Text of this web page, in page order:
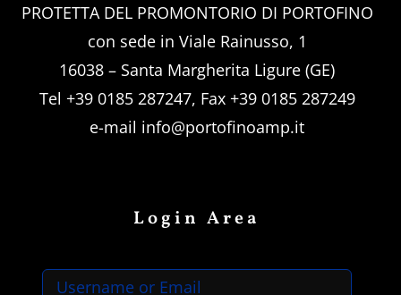
PROTETTA DEL PROMONTORIO DI PORTOFINO
con sede in Viale Rainusso, 1
16038 – Santa Margherita Ligure (GE)
Tel +39 0185 287247, Fax +39 0185 287249
e-mail info@portofinoamp.it
Login Area